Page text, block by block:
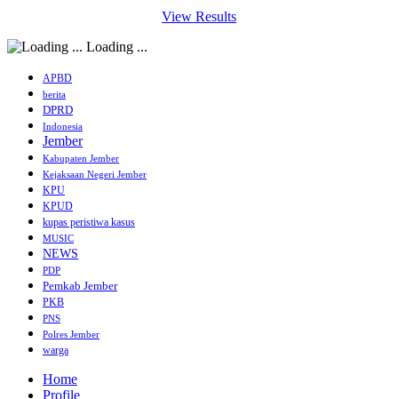
View Results
Loading ...
APBD
berita
DPRD
Indonesia
Jember
Kabupaten Jember
Kejaksaan Negeri Jember
KPU
KPUD
kupas peristiwa kasus
MUSIC
NEWS
PDP
Pemkab Jember
PKB
PNS
Polres Jember
warga
Home
Profile